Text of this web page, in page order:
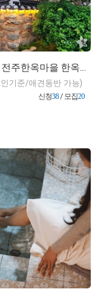
기준/애견동반 가능)
신청38/ 모집20